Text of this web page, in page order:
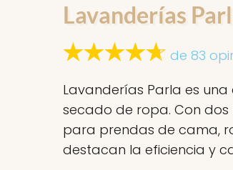
Lavanderías
de 83
Lavanderías Parla es
secado de ropa. Con dos
para prendas de cama,
destacan la eficiencia y